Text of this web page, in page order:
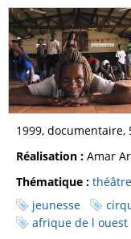
1999, documentaire,
Réalisation : Amar
Thématique : théâtre
jeunesse
afrique de l ouest